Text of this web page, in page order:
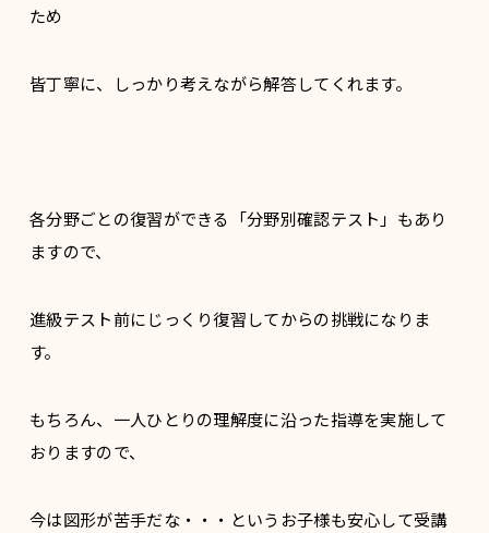
ため
皆丁寧に、しっかり考えながら解答してくれます。
各分野ごとの復習ができる「分野別確認テスト」もあり
ますので、
進級テスト前にじっくり復習してからの挑戦になりま
す。
もちろん、一人ひとりの理解度に沿った指導を実施して
おりますので、
今は図形が苦手だな・・・というお子様も安心して受講